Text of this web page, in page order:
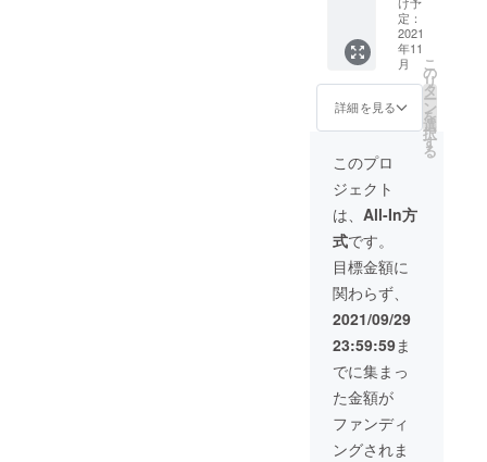
の価格
となり
ます。
※商品の
仕様、
デザイ
ては一
部変更
になる
可能性
もござ
いま
す。ご
了承く
ださ
い。
容】 ・
指圧代
用枕 x1
・収納
袋 x1 ・
日本語
取扱説
明書 x1
※お届け
時期
は、生
産、配
送状況
により
遅れる
可能性
もござ
いま
す。 ※
送料込
の価格
となり
ます。
※商品の
仕様、
デザイ
定：
2021
年11
月
詳細を見る
こ
の
リ
タ
ー
ン
を
選
択
す
る
このプロ
ジェクト
は、 All-In方
式です。
目標金額に
関わらず、
2021/09/29
23:59:59ま
でに集まっ
た金額が
ファンディ
ングされま